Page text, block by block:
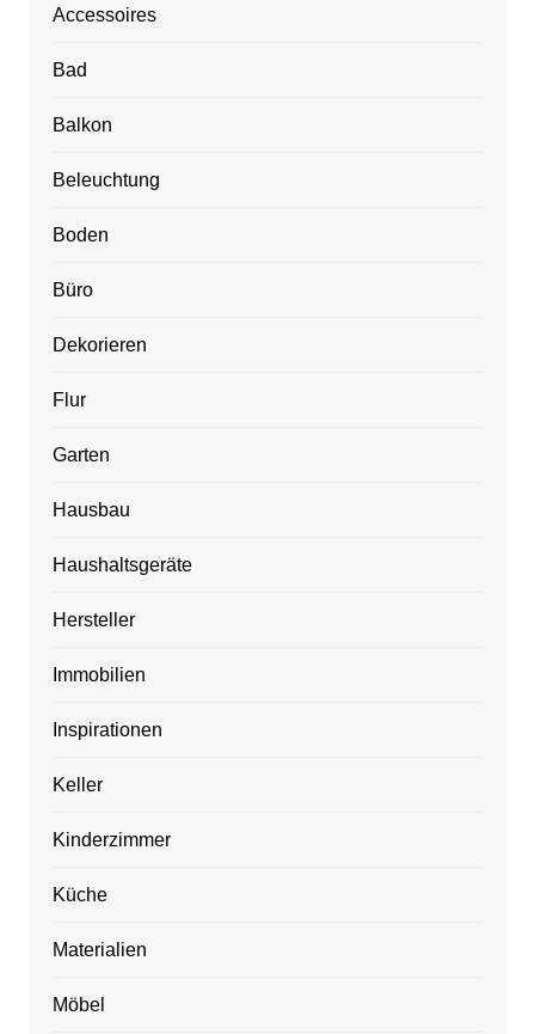
Accessoires
Bad
Balkon
Beleuchtung
Boden
Büro
Dekorieren
Flur
Garten
Hausbau
Haushaltsgeräte
Hersteller
Immobilien
Inspirationen
Keller
Kinderzimmer
Küche
Materialien
Möbel